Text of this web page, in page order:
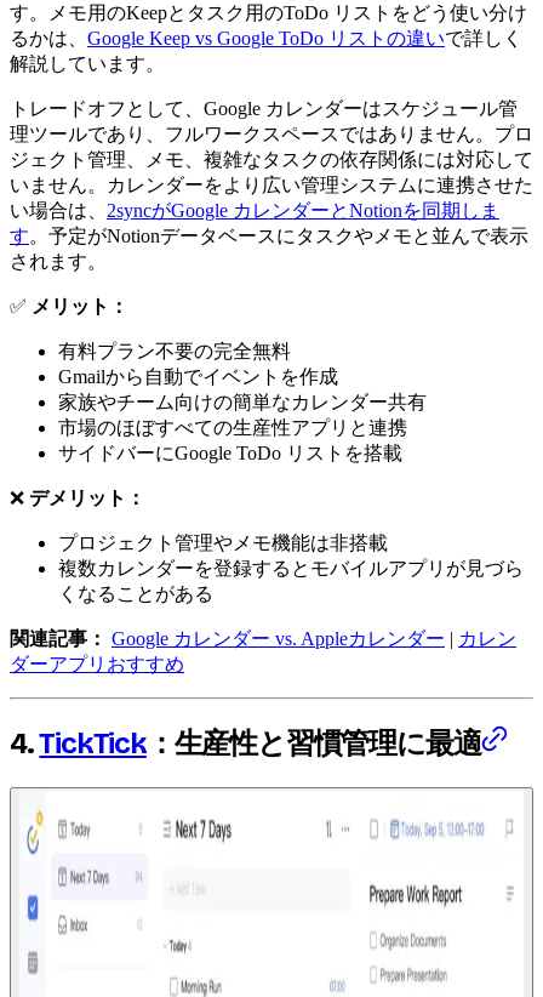
す。メモ用のKeepとタスク用のToDo リストをどう使い分け
るかは、 Google Keep vs Google ToDo リストの違いで詳しく
解説しています。
トレードオフとして、Google カレンダーはスケジュール管
理ツールであり、フルワークスペースではありません。プロ
ジェクト管理、メモ、複雑なタスクの依存関係には対応して
いません。カレンダーをより広い管理システムに連携させた
い場合は、 2syncがGoogle カレンダーとNotionを同期しま
す。予定がNotionデータベースにタスクやメモと並んで表示
されます。
✅ メリット：
有料プラン不要の完全無料
Gmailから自動でイベントを作成
家族やチーム向けの簡単なカレンダー共有
市場のほぼすべての生産性アプリと連携
サイドバーにGoogle ToDo リストを搭載
❌ デメリット：
プロジェクト管理やメモ機能は非搭載
複数カレンダーを登録するとモバイルアプリが見づら
くなることがある
関連記事： Google カレンダー vs. Appleカレンダー | カレン
ダーアプリおすすめ
4.TickTick：生産性と習慣管理に最適